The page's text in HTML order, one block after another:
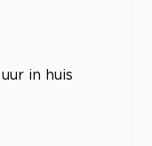
in huis